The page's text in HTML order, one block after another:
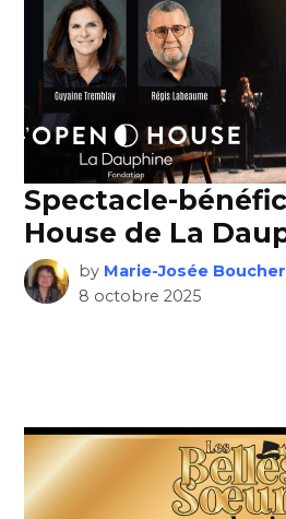
Spectacle-
House de La
by Marie-Josée Boucher
8 octobre 2025